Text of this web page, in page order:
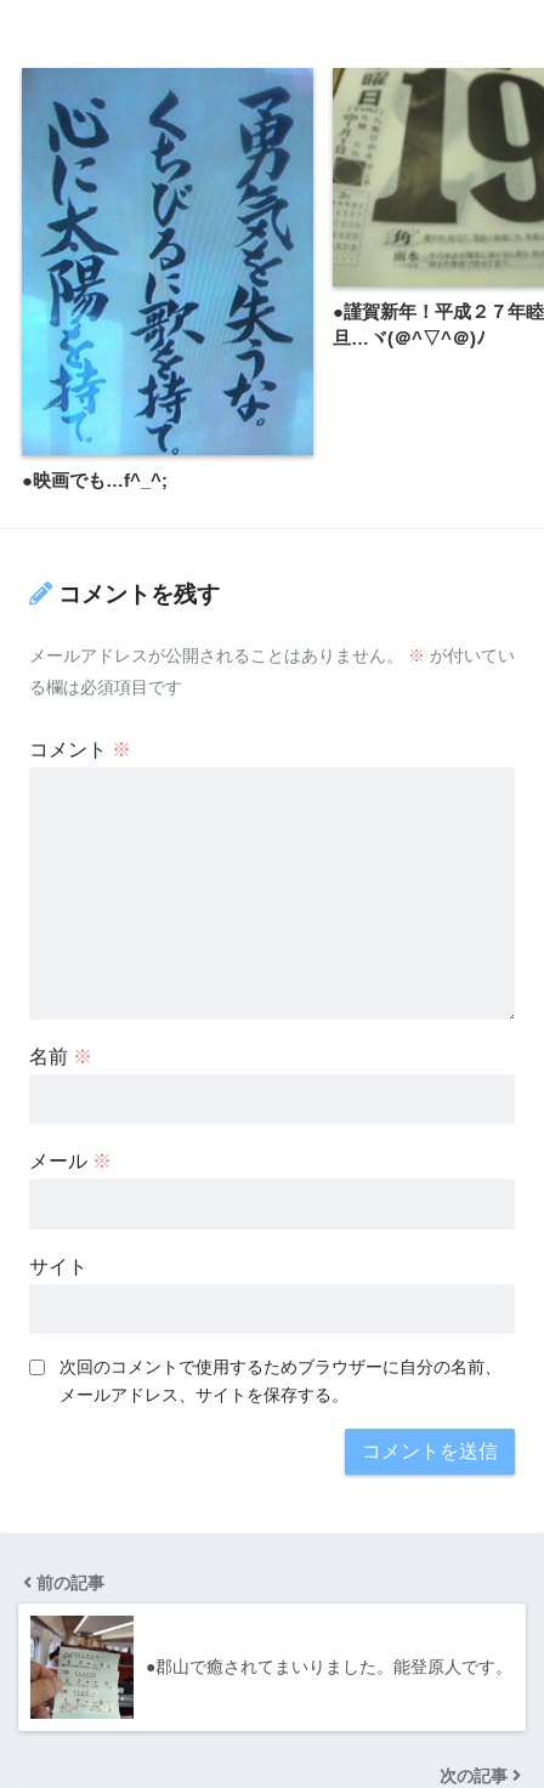
●映画でも…f^_^;
●謹賀新年！平成２７年
旦…ヾ(＠^▽^＠)ﾉ
コメントを残す
メールアドレスが公開されることはありません。 ※ が付いてい
る欄は必須項目です
コメント ※
名前 ※
メール ※
サイト
次回のコメントで使用するためブラウザーに自分の名前、
メールアドレス、サイトを保存する。
前の記事
●郡山で癒されてまいりました。能登原人です。
次の記事